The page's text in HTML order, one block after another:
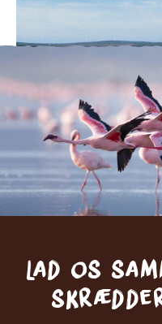
Lad os